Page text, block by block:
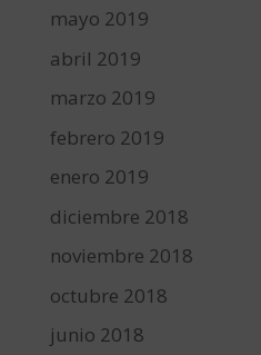
mayo 2019
abril 2019
marzo 2019
febrero 2019
enero 2019
diciembre 2018
noviembre 2018
octubre 2018
junio 2018